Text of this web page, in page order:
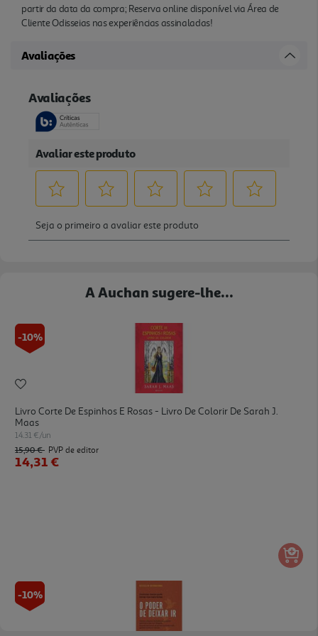
partir da data da compra; Reserva online disponível via Área de
Cliente Odisseias nas experiências assinaladas!
Avaliações
A Auchan sugere-lhe...
-10%
Livro Corte De Espinhos E Rosas - Livro De Colorir De Sarah J.
Maas
14.31 €/un
15,90 € PVP de editor
14,31 €
-10%